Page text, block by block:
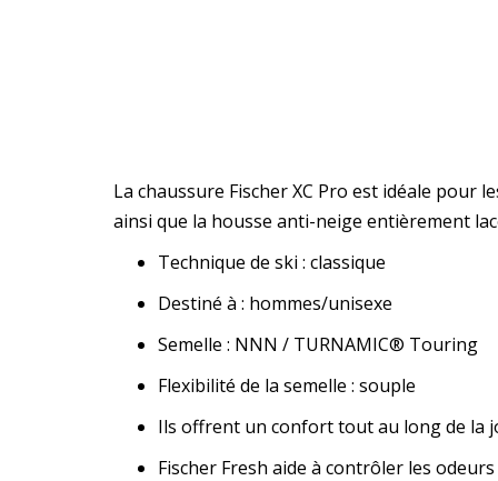
La chaussure Fischer XC Pro est idéale
ainsi que la housse anti-neige entièrement
Technique de ski : classique
Destiné à : hommes/unisexe
Semelle : NNN / TURNAMIC® Touring
Flexibilité de la semelle : souple
Ils offrent un confort tout au long de la
Fischer Fresh aide à contrôler les odeurs